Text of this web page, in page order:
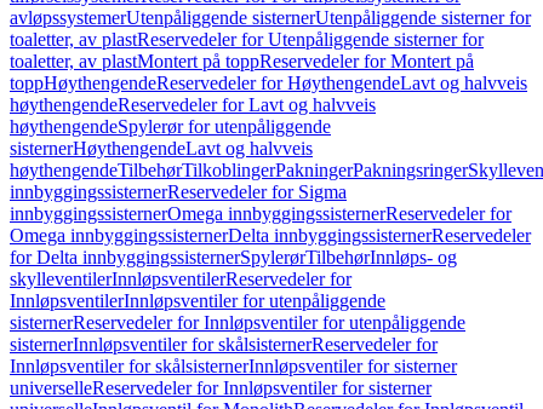
avløpssystemerUtenpåliggende sisternerUtenpåliggende sisterner for
toaletter, av plastReservedeler for Utenpåliggende sisterner for
toaletter, av plastMontert på toppReservedeler for Montert på
toppHøythengendeReservedeler for HøythengendeLavt og halvveis
høythengendeReservedeler for Lavt og halvveis
høythengendeSpylerør for utenpåliggende
sisternerHøythengendeLavt og halvveis
høythengendeTilbehørTilkoblingerPakningerPakningsringer
innbyggingssisternerReservedeler for Sigma
innbyggingssisternerOmega innbyggingssisternerReservedeler for
Omega innbyggingssisternerDelta innbyggingssisternerReservedeler
for Delta innbyggingssisternerSpylerørTilbehørInnløps- og
skylleventilerInnløpsventilerReservedeler for
InnløpsventilerInnløpsventiler for utenpåliggende
sisternerReservedeler for Innløpsventiler for utenpåliggende
sisternerInnløpsventiler for skålsisternerReservedeler for
Innløpsventiler for skålsisternerInnløpsventiler for sisterner
universelleReservedeler for Innløpsventiler for sisterner